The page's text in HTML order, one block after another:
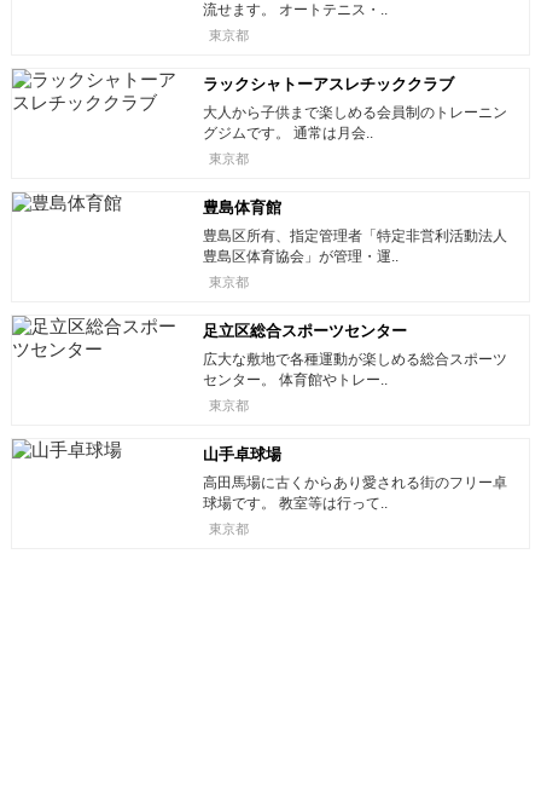
流せます。 オートテニス・..
東京都
ラックシャトーアスレチッククラブ
大人から子供まで楽しめる会員制のトレーニン
グジムです。 通常は月会..
東京都
豊島体育館
豊島区所有、指定管理者「特定非営利活動法人
豊島区体育協会」が管理・運..
東京都
足立区総合スポーツセンター
広大な敷地で各種運動が楽しめる総合スポーツ
センター。 体育館やトレー..
東京都
山手卓球場
高田馬場に古くからあり愛される街のフリー卓
球場です。 教室等は行って..
東京都